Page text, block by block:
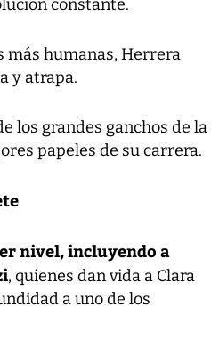
constante.
más humanas, Herrera
y atrapa.
los grandes ganchos de la
papeles de su carrera.
nivel, incluyendo a
, quienes dan vida a Clara
a uno de los